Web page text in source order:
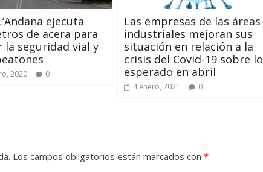
ejecuta
de acera para
la seguridad vial y
2020 0
Las empresas de las áreas
industriales mejoran sus
situación en relación a la
crisis del Covid-19 sobre lo
esperado en abril
4 enero, 2021 0
Los campos obligatorios están marcados con *